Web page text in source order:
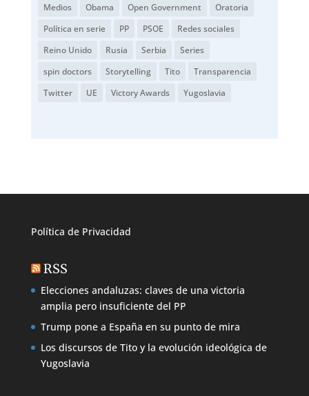
Medios
Obama Open Government
Oratoria
Política en serie
PP PSOE
Redes sociales
Reino Unido
Rusia Serbia
Series
spin doctors
Storytelling Tito
Transparencia
Twitter
UE Victory Awards Yugoslavia
Política de Privacidad
RSS
Elecciones andaluzas: claves de una victoria
amplia pero insuficiente del PP
Trump pone a España en su punto de mira
Los discursos de Tito y la evolución ideológica de
Yugoslavia